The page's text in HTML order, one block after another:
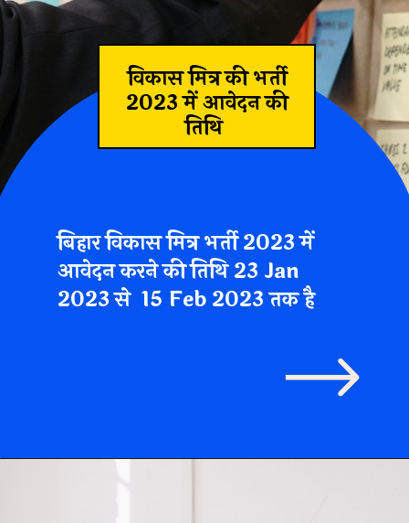
विकास मित्र की भर्ती
2023 में आवेदन की
तिथि
बिहार विकास मित्र भर्ती 2023 में
आवेदन करने की तिथि23 Jan
2023 से 15 Feb 2023 तक है